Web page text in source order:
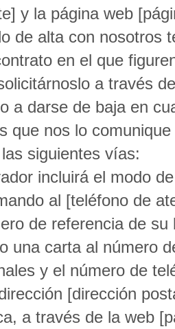
y la página web
de alta con nosotros
en el que
a través
a darse de baja en
que nos lo
siguientes vías:
incluirá el modo
al [teléfono de
de referencia de
una carta al número
y el número de
[dirección
a través de la web